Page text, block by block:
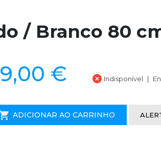
/ Branco 80
€ Indisponível
ADICIONAR AO CARRINHO